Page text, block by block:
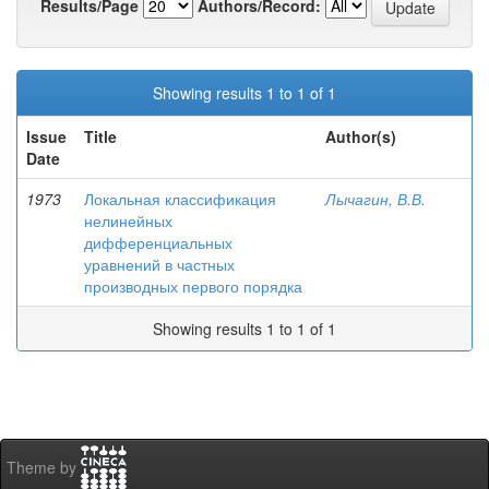
Results/Page
Authors/Record:
Showing results 1 to 1 of 1
Issue
Date
Title Author(s)
1973
Локальная классификация
нелинейных
дифференциальных
уравнений в частных
производных первого порядка
Лычагин, В.В.
Showing results 1 to 1 of 1
Theme by